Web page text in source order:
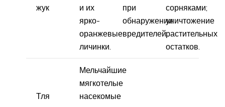
жук
и их
ярко-
оранжевые
личинки.
при
обнаружении
вредителей.
сорняками;
уничтожение
растительных
остатков.
Тля
Мельчайшие
мягкотелые
насекомые